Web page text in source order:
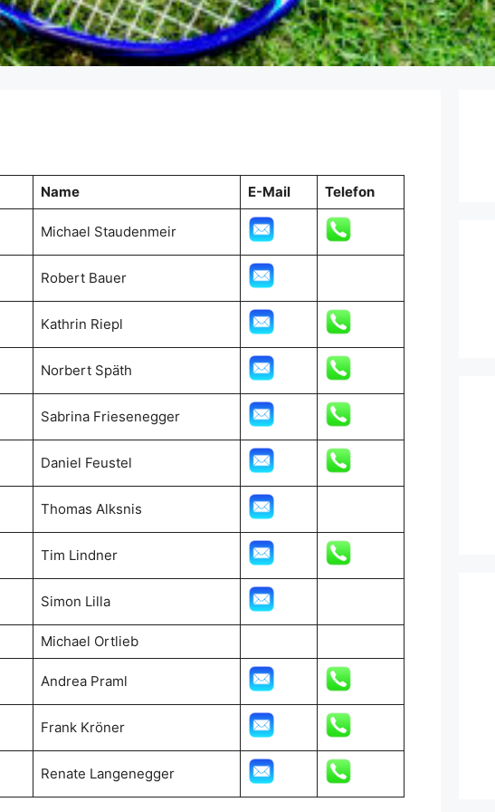
Name E-Mail Telefon
Michael Staudenmeir
Robert Bauer
Kathrin Riepl
Norbert Späth
Sabrina Friesenegger
Daniel Feustel
Thomas Alksnis
Tim Lindner
Simon Lilla
Michael Ortlieb
Andrea Praml
Frank Kröner
Renate Langenegger